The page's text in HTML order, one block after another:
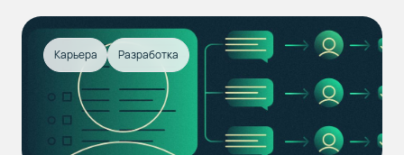
Карьера Разработка